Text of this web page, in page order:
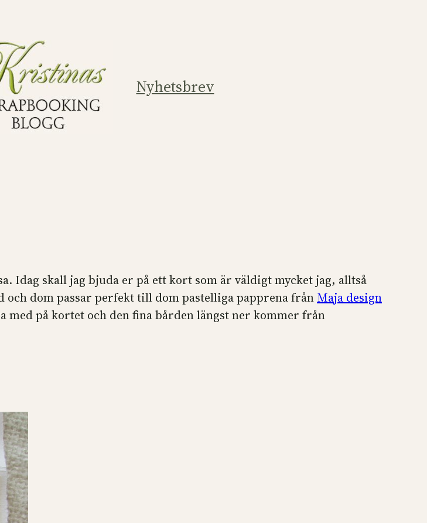
Nyhetsbrev
Idag skall jag bjuda er på ett kort som är väldigt mycket jag, alltså
och dom passar perfekt till dom pastelliga papprena från Maja design
med på kortet och den fina bården längst ner kommer från